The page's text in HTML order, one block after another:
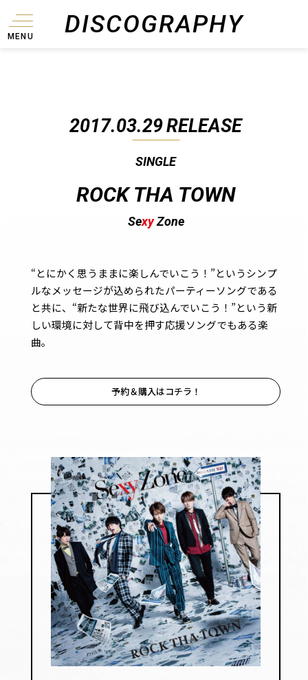
DISCOGRAPHY
MENU
2017.03.29RELEASE
SINGLE
ROCK THA TOWN
SexyZone
“とにかく思うままに楽しんでいこう！”というシンプ
ルなメッセージが込められたパーティーソングである
と共に、“新たな世界に飛び込んでいこう！”という新
しい環境に対して背中を押す応援ソングでもある楽
曲。
予約＆購入はコチラ！